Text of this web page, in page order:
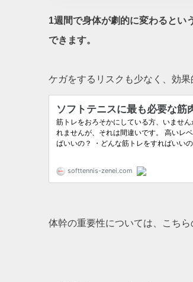
1週間で身体が劇的に変わるとい
できます。
ケガをするリスクも少なく、効
体幹の重要性については、こちら